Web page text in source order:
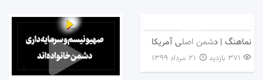
نماهنگ | دشمن اصلی آمریکا
371 بازدید ۲۱ مرداد ۱۳۹۹